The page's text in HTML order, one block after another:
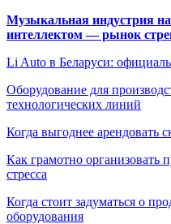
Музыкальная индустрия
интеллектом — рынок
Li Auto в Беларуси:
Оборудование для
технологических линий
Когда выгоднее арендовать
Как грамотно организовать
стресса
Когда стоит задуматься о
оборудования